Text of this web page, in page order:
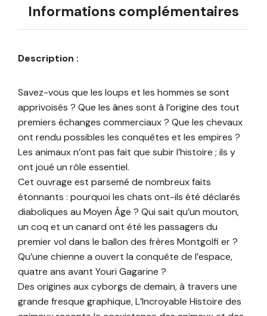
Informations complémentaires
Description :
Savez-vous que les loups et les hommes se sont
apprivoisés ? Que les ânes sont à l’origine des tout
premiers échanges commerciaux ? Que les chevaux
ont rendu possibles les conquêtes et les empires ?
Les animaux n’ont pas fait que subir l’histoire ; ils y
ont joué un rôle essentiel.
Cet ouvrage est parsemé de nombreux faits
étonnants : pourquoi les chats ont-ils été déclarés
diaboliques au Moyen Âge ? Qui sait qu’un mouton,
un coq et un canard ont été les passagers du
premier vol dans le ballon des frères Montgolfi er ?
Qu’une chienne a ouvert la conquête de l’espace,
quatre ans avant Youri Gagarine ?
Des origines aux cyborgs de demain, à travers une
grande fresque graphique, L’Incroyable Histoire des